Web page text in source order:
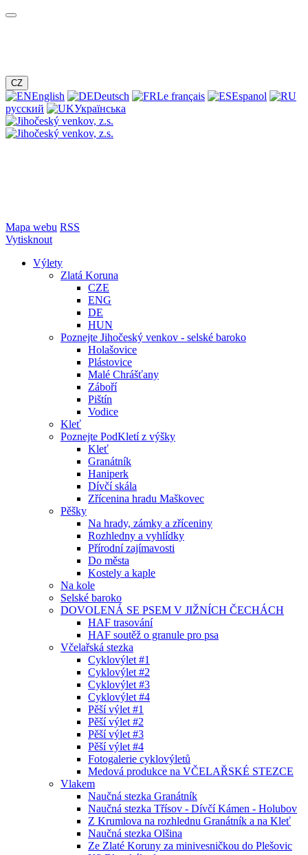
CZ
English Deutsch Le français
Espanol
русский
Українська
Mapa webu RSS
Vytisknout
Výlety
Zlatá Koruna
CZE
ENG
DE
HUN
Poznejte Jihočeský venkov - selské baroko
Holašovice
Plástovice
Malé Chrášťany
Záboří
Pištín
Vodice
Kleť
Poznejte PodKletí z výšky
Kleť
Granátník
Haniperk
Dívčí skála
Zřícenina hradu Maškovec
Pěšky
Na hrady, zámky a zříceniny
Rozhledny a vyhlídky
Přírodní zajímavosti
Do města
Kostely a kaple
Na kole
Selské baroko
DOVOLENÁ SE PSEM V JIŽNÍCH ČECHÁCH
HAF trasování
HAF soutěž o granule pro psa
Včelařská stezka
Cyklovýlet #1
Cyklovýlet #2
Cyklovýlet #3
Cyklovýlet #4
Pěší výlet #1
Pěší výlet #2
Pěší výlet #3
Pěší výlet #4
Fotogalerie cyklovýletů
Medová produkce na VČELAŘSKÉ STEZCE
Vlakem
Naučná stezka Granátník
Naučná stezka Třísov - Dívčí Kámen - Holubov
Z Krumlova na rozhlednu Granátník a na Kleť
Naučná stezka Olšina
Ze Zlaté Koruny za minivesničkou do Plešovic